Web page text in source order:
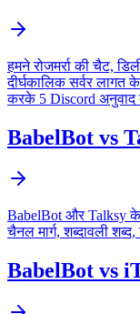
हमने रोजमर्रा की चैट,
दीर्घकालिक सर्वर लागत
करके 5 Discord अनुवाद
BabelBot vs
BabelBot और Talksy के
चैनल मार्ग, शब्दावली
BabelBot vs